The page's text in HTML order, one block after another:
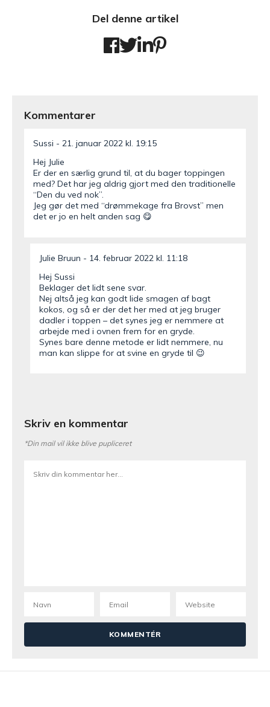
Del denne artikel
Kommentarer
Sussi
21. januar 2022 kl. 19:15
Hej Julie
Er der en særlig grund til, at du bager toppingen
med? Det har jeg aldrig gjort med den traditionelle
“Den du ved nok”.
Jeg gør det med “drømmekage fra Brovst” men
det er jo en helt anden sag 😋
Julie Bruun
14. februar 2022 kl. 11:18
Hej Sussi
Beklager det lidt sene svar.
Nej altså jeg kan godt lide smagen af bagt
kokos, og så er der det her med at jeg bruger
dadler i toppen – det synes jeg er nemmere at
arbejde med i ovnen frem for en gryde.
Synes bare denne metode er lidt nemmere, nu
man kan slippe for at svine en gryde til 😉
Skriv en kommentar
*Din mail vil ikke blive pupliceret